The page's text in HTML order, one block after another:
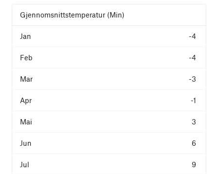
Gjennomsnittstemperatur (Min)
-4
-4
-3
-1
3
6
9